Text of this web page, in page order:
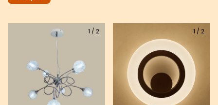
1 / 2 1 / 2